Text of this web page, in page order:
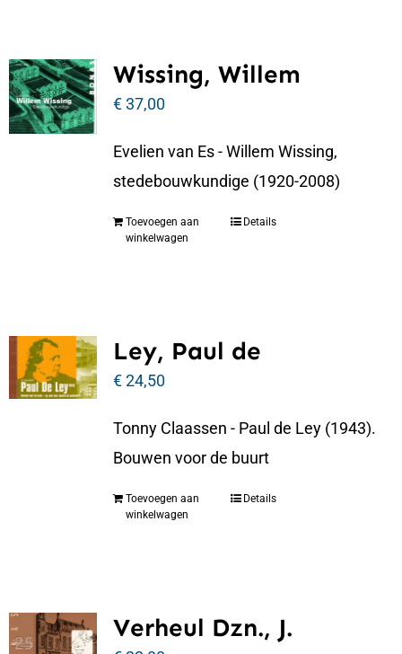
Wissing, Willem
€37,00
Evelien van Es - Willem Wissing,
stedebouwkundige (1920-2008)
Toevoegen aan
winkelwagen
Details
Ley, Paul de
€24,50
Tonny Claassen - Paul de Ley (1943).
Bouwen voor de buurt
Toevoegen aan
winkelwagen
Details
Verheul Dzn., J.